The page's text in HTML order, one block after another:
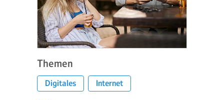
Themen
Digitales Internet